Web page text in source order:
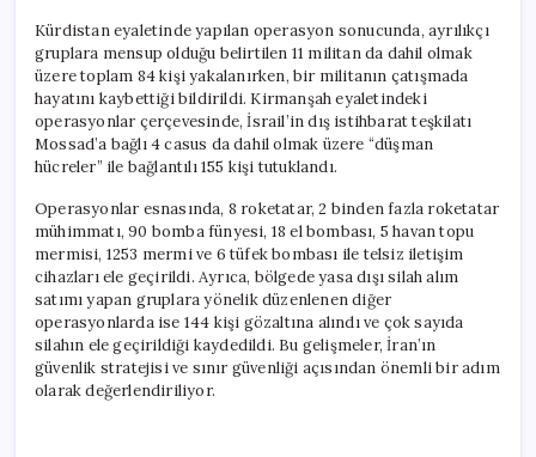
Kürdistan eyaletinde yapılan operasyon sonucunda, ayrılıkçı
gruplara mensup olduğu belirtilen 11 militan da dahil olmak
üzere toplam 84 kişi yakalanırken, bir militanın çatışmada
hayatını kaybettiği bildirildi. Kirmanşah eyaletindeki
operasyonlar çerçevesinde, İsrail’in dış istihbarat teşkilatı
Mossad’a bağlı 4 casus da dahil olmak üzere “düşman
hücreler” ile bağlantılı 155 kişi tutuklandı.
Operasyonlar esnasında, 8 roketatar, 2 binden fazla roketatar
mühimmatı, 90 bomba fünyesi, 18 el bombası, 5 havan topu
mermisi, 1253 mermi ve 6 tüfek bombası ile telsiz iletişim
cihazları ele geçirildi. Ayrıca, bölgede yasa dışı silah alım
satımı yapan gruplara yönelik düzenlenen diğer
operasyonlarda ise 144 kişi gözaltına alındı ve çok sayıda
silahın ele geçirildiği kaydedildi. Bu gelişmeler, İran’ın
güvenlik stratejisi ve sınır güvenliği açısından önemli bir adım
olarak değerlendiriliyor.